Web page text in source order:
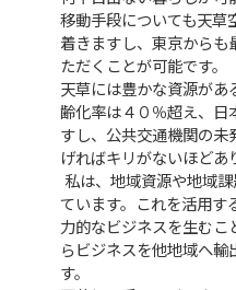
移動手段についても天草
着きますし、東京からも
ただくことが可能です。
天草には豊かな資源があ
齢化率は４０％超え、日
すし、公共交通機関の未
げればキリがないほどあ
私は、地域資源や地域
ています。これを活用す
力的なビジネスを生むこ
らビジネスを他地域へ輸
す。